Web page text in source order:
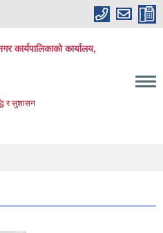
कार्यपालिकाको कार्यालय,
र सुशासन